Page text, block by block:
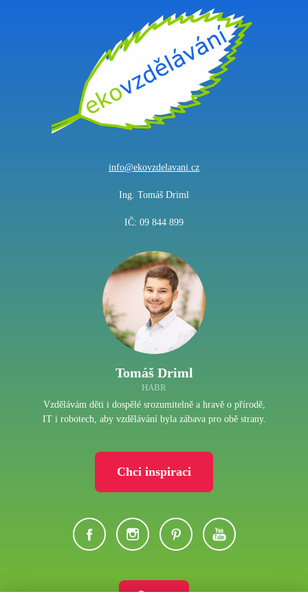
info@ekovzdelavani.cz
Ing. Tomáš Driml
IČ: 09 844 899
Tomáš Driml
HABR
Vzdělávám děti i dospělé srozumitelně a hravě o přírodě,
IT i robotech, aby vzdělávání byla zábava pro obě strany.
Chci inspiraci